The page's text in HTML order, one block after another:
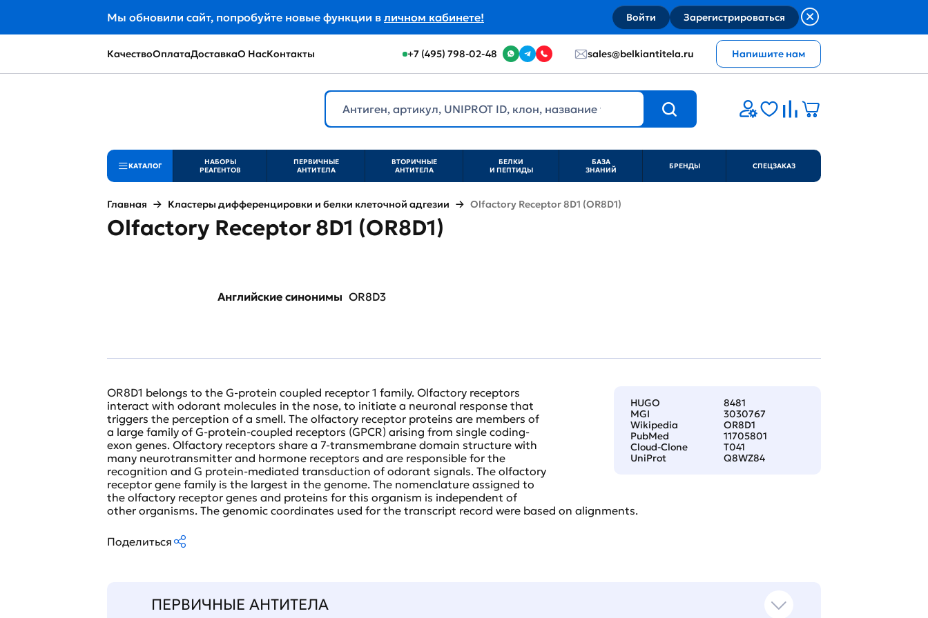
Мы обновили сайт, попробуйте новые функции в личном кабинете! Войти Зарегистрироваться
КачествоОплатаДоставкаО НасКонтакты +7 (495) 798-02-48 sales@belkiantitela.ru Напишите нам
КАТАЛОГ
НАБОРЫ
РЕАГЕНТОВ
ПЕРВИЧНЫЕ
АНТИТЕЛА
ВТОРИЧНЫЕ
АНТИТЕЛА
БЕЛКИ
И ПЕПТИДЫ
БАЗА
ЗНАНИЙ
БРЕНДЫ СПЕЦЗАКАЗ
Главная Кластеры дифференцировки и белки клеточной адгезии Olfactory Receptor 8D1 (OR8D1)
Olfactory Receptor 8D1 (OR8D1)
Английские синонимы OR8D3
HUGO
8481
MGI
3030767
Wikipedia
OR8D1
PubMed
11705801
Cloud-Clone
T041
UniProt
Q8WZ84
OR8D1 belongs to the G-protein coupled receptor 1 family. Olfactory receptors
interact with odorant molecules in the nose, to initiate a neuronal response that
triggers the perception of a smell. The olfactory receptor proteins are members of
a large family of G-protein-coupled receptors (GPCR) arising from single coding-
exon genes. Olfactory receptors share a 7-transmembrane domain structure with
many neurotransmitter and hormone receptors and are responsible for the
recognition and G protein-mediated transduction of odorant signals. The olfactory
receptor gene family is the largest in the genome. The nomenclature assigned to
the olfactory receptor genes and proteins for this organism is independent of
other organisms. The genomic coordinates used for the transcript record were based on alignments.
Поделиться
ПЕРВИЧНЫЕ АНТИТЕЛА